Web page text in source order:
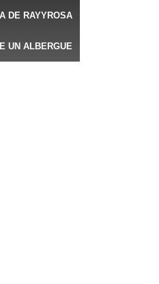
DE RAYYROSA
UN ALBERGUE